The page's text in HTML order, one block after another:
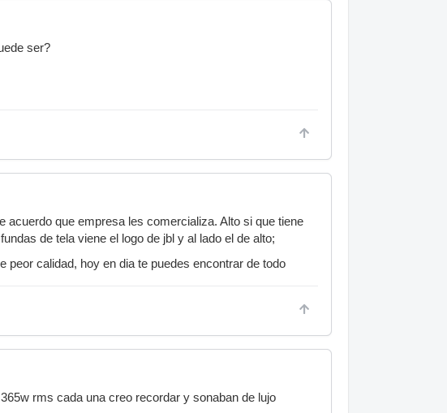
ser?
que empresa les comercializa. Alto si que tiene
de tela viene el logo de jbl y al lado el de alto;
calidad, hoy en dia te puedes encontrar de todo
rms cada una creo recordar y sonaban de lujo